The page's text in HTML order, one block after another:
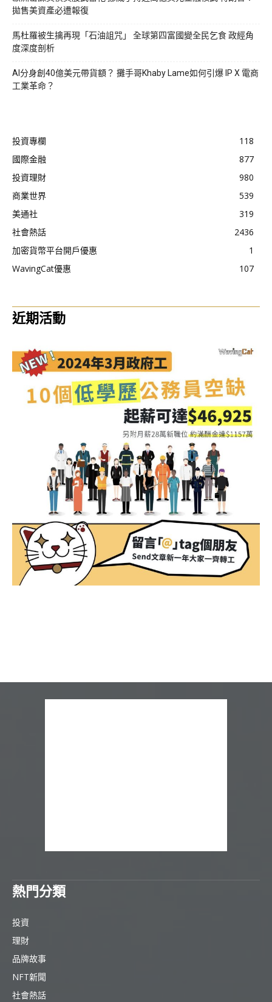
拋售美資產必遭報復
馬杜羅被生擒再現「石油詛咒」 全球第四富國變全民乞食 政經角
度深度剖析
AI分身創40億美元帶貨額？ 攤手哥Khaby Lame如何引爆 IP X 電商
工業革命？
投資專欄
118
國際金融
877
投資理財
980
商業世界
539
美通社
319
社會熱話
2436
加密貨幣平台開戶優惠
1
WavingCat優惠
107
近期活動
熱門分類
投資
理財
品牌故事
NFT新聞
社會熱話